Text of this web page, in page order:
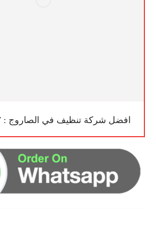
افضل شركة تنظيف في الصاروج : 0569860717